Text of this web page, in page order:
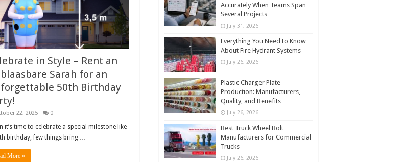
in Style – Rent an
Sarah for an
50th Birthday
22, 2025 0
it’s time to celebrate a special milestone like
birthday, few things bring …
More »
Accurately When Teams Span
Several Projects
July 31, 2026
Everything You Need to Know
About Fire Hydrant Systems
July 26, 2026
Plastic Charger Plate
Production: Manufacturers,
Quality, and Benefits
July 26, 2026
Best Truck Wheel Bolt
Manufacturers for Commercial
Trucks
July 26, 2026